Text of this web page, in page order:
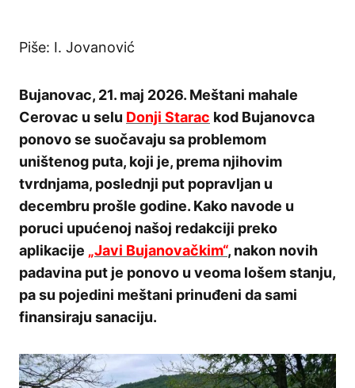
Piše: I. Jovanović
Bujanovac, 21. maj 2026. Meštani mahale
Cerovac u selu Donji Starac kod Bujanovca
ponovo se suočavaju sa problemom
uništenog puta, koji je, prema njihovim
tvrdnjama, poslednji put popravljan u
decembru prošle godine. Kako navode u
poruci upućenoj našoj redakciji preko
aplikacije „Javi Bujanovačkim“, nakon novih
padavina put je ponovo u veoma lošem stanju,
pa su pojedini meštani prinuđeni da sami
finansiraju sanaciju.